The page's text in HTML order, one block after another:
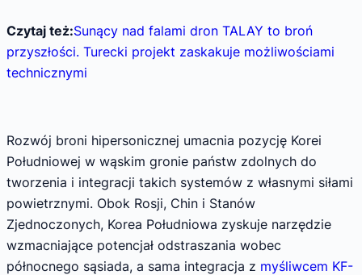
Czytaj też:Sunący nad falami dron TALAY to broń
przyszłości. Turecki projekt zaskakuje możliwościami
technicznymi
Rozwój broni hipersonicznej umacnia pozycję Korei
Południowej w wąskim gronie państw zdolnych do
tworzenia i integracji takich systemów z własnymi siłami
powietrznymi. Obok Rosji, Chin i Stanów
Zjednoczonych, Korea Południowa zyskuje narzędzie
wzmacniające potencjał odstraszania wobec
północnego sąsiada, a sama integracja z myśliwcem KF-